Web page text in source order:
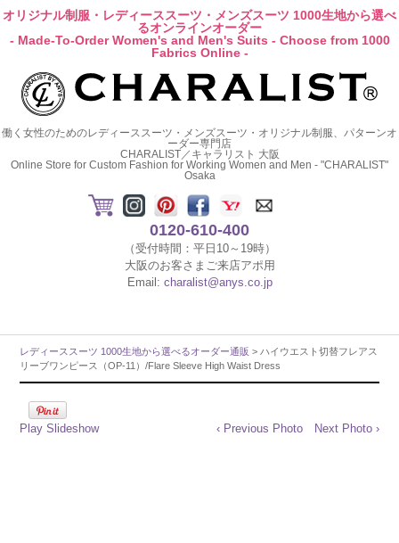
オリジナル制服・レディーススーツ・メンズスーツ 1000生地から選べ
るオンラインオーダー
- Made-To-Order Women's and Men's Suits - Choose from 1000
Fabrics Online -
働く女性のためのレディーススーツ・メンズスーツ・オリジナル制服、パターンオ
ーダー専門店
CHARALIST／キャラリスト 大阪
Online Store for Custom Fashion for Working Women and Men - "CHARALIST"
Osaka
0120-610-400
（受付時間：平日10～19時）
大阪のお客さまご来店アポ用
Email: charalist@anys.co.jp
レディーススーツ 1000生地から選べるオーダー通販 > ハイウエスト切替フレアス
リーブワンピース（OP-11）/Flare Sleeve High Waist Dress
Play Slideshow ‹ Previous Photo Next Photo ›